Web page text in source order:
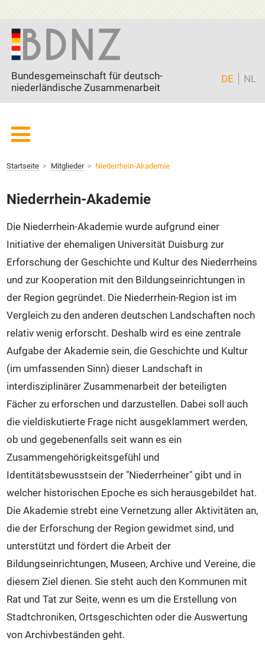
Zum Inhalt springen
Bundesgemeinschaft für deutsch-
niederländische Zusammenarbeit
DE NL
Current page:
Mitglieder
Partner
Aktuell
Veranstaltungen
Intern
Kontakt
Startseite Mitglieder Niederrhein-Akademie
Niederrhein-Akademie
Die Niederrhein-Akademie wurde aufgrund einer
Initiative der ehemaligen Universität Duisburg zur
Erforschung der Geschichte und Kultur des Niederrheins
und zur Kooperation mit den Bildungseinrichtungen in
der Region gegründet. Die Niederrhein-Region ist im
Vergleich zu den anderen deutschen Landschaften noch
relativ wenig erforscht. Deshalb wird es eine zentrale
Aufgabe der Akademie sein, die Geschichte und Kultur
(im umfassenden Sinn) dieser Landschaft in
interdisziplinärer Zusammenarbeit der beteiligten
Fächer zu erforschen und darzustellen. Dabei soll auch
die vieldiskutierte Frage nicht ausgeklammert werden,
ob und gegebenenfalls seit wann es ein
Zusammengehörigkeitsgefühl und
Identitätsbewusstsein der "Niederrheiner" gibt und in
welcher historischen Epoche es sich herausgebildet hat.
Die Akademie strebt eine Vernetzung aller Aktivitäten an,
die der Erforschung der Region gewidmet sind, und
unterstützt und fördert die Arbeit der
Bildungseinrichtungen, Museen, Archive und Vereine, die
diesem Ziel dienen. Sie steht auch den Kommunen mit
Rat und Tat zur Seite, wenn es um die Erstellung von
Stadtchroniken, Ortsgeschichten oder die Auswertung
von Archivbeständen geht.